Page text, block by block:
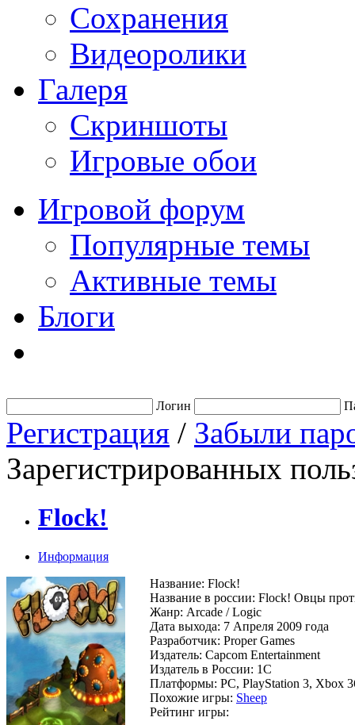
Сохранения
Видеоролики
Галеря
Скриншоты
Игровые обои
Игровой форум
Популярные темы
Активные темы
Блоги
Логин
Регистрация / Забыли
Зарегистрированных
Flock!
Информация
Название: Flock!
Название в россии: Flock! Овцы
Жанр: Arcade / Logic
Дата выхода: 7 Апреля 2009 года
Разработчик: Proper Games
Издатель: Capcom Entertainment
Издатель в России: 1C
Платформы: PC, PlayStation 3, Xbox
Похожие игры: Sheep
Рейтинг игры: